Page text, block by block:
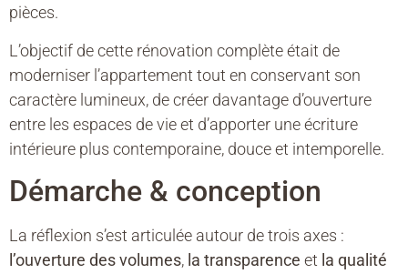
pièces.
L’objectif de cette rénovation complète était de
moderniser l’appartement tout en conservant son
caractère lumineux, de créer davantage d’ouverture
entre les espaces de vie et d’apporter une écriture
intérieure plus contemporaine, douce et intemporelle.
Démarche & conception
La réflexion s’est articulée autour de trois axes :
l’ouverture des volumes, la transparence et la qualité